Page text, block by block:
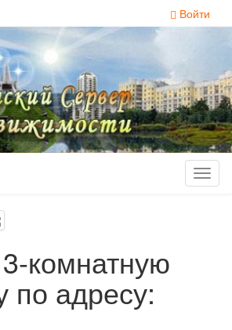
Войти
комнатную
по адресу: